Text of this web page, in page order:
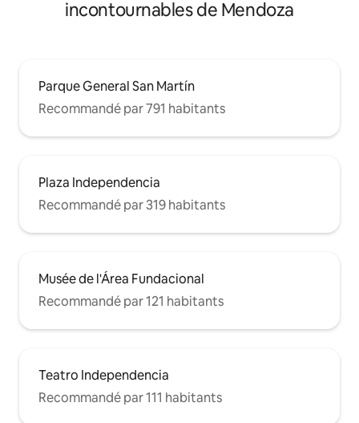
incontournables de Mendoza
Parque General San Martín
Recommandé par 791 habitants
Plaza Independencia
Recommandé par 319 habitants
Musée de l'Área Fundacional
Recommandé par 121 habitants
Teatro Independencia
Recommandé par 111 habitants